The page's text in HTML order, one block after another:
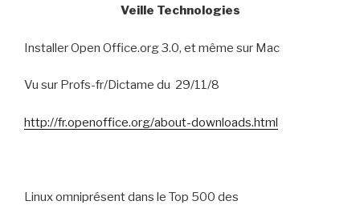
Veille Technologies
Installer Open Office.org 3.0, et même sur Mac
Vu sur Profs-fr/Dictame du 29/11/8
http://fr.openoffice.org/about-downloads.html
Linux omniprésent dans le Top 500 des